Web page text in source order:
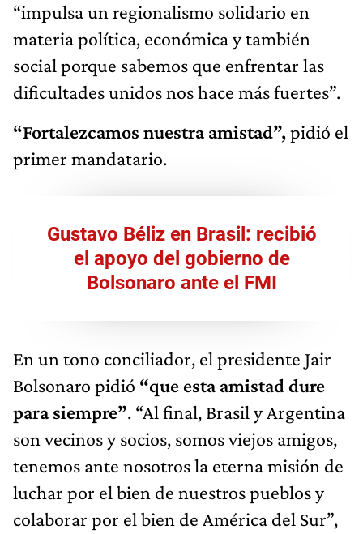
“impulsa un regionalismo solidario en
materia política, económica y también
social porque sabemos que enfrentar las
dificultades unidos nos hace más fuertes”.
“Fortalezcamos nuestra amistad”,pidió el
primer mandatario.
Gustavo Béliz en Brasil: recibió
el apoyo del gobierno de
Bolsonaro ante el FMI
En un tono conciliador, el presidente Jair
Bolsonaro pidió “que esta amistad dure
para siempre”. “Al final, Brasil y Argentina
son vecinos y socios, somos viejos amigos,
tenemos ante nosotros la eterna misión de
luchar por el bien de nuestros pueblos y
colaborar por el bien de América del Sur”,